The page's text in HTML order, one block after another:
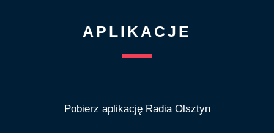
APLIKACJE
Pobierz aplikację Radia Olsztyn